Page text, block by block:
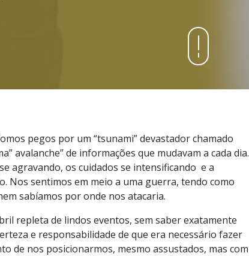
pegos por um “tsunami” devastador chamado
avalanche” de informações que mudavam a cada dia.
agravando, os cuidados se intensificando e a
Nos sentimos em meio a uma guerra, tendo como
sabíamos por onde nos atacaria.
repleta de lindos eventos, sem saber exatamente
e responsabilidade de que era necessário fazer
de nos posicionarmos, mesmo assustados, mas com